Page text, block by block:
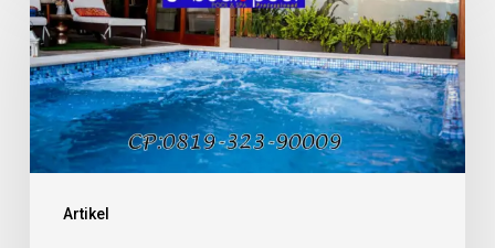
Artikel
Kaca
Recycle
pada
Kolam
Renang